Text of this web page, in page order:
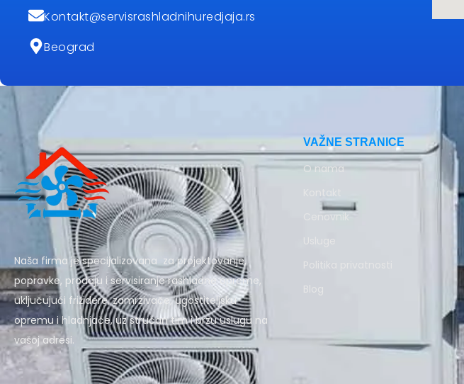
Kontakt@servisrashladnihuredjaja.rs
Beograd
Naša firma je specijalizovana za projektovanje,
popravke, prodaju i servisiranje rashladne opreme,
uključujući frižidere, zamrzivače, ugostiteljsku
opremu i hladnjače, uz stručan tim i brzu uslugu na
vašoj adresi.
VAŽNE STRANICE
O nama
Kontakt
Cenovnik